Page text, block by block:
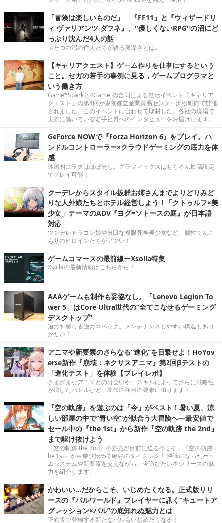
「冒険は楽しいものだ」 ─『FF11』と『ウィザードリ
ィ ヴァリアンツ ダフネ』、"優しくないRPG"の沼にど
っぷり沈んだ4人の話
ふたつの沼の住人たちが語る奥深さとは。
【キャリアクエスト】ゲーム作りを仕事にするという
こと。セガの若手の事例に見る，ゲームプログラマと
いう働き方
Game*Sparkと4Gamerの合同による就活イベント「キャリア
クエスト」の第4回が東京都立産業貿易センター浜松町館で開催
されました。このイベントに合わせて取材した、各社の現場で
実際に働いている若手社員へのインタビューをお届けします。
GeForce NOWで『Forza Horizon 6』をプレイ。ハ
ンドルコントローラー×クラウドゲーミングの底力を体
感
体感的にラグはほぼ無し。グラフィックスはもちろん最高設定
でプレイ可能！
クーデレからスタイル抜群お姉さんまでよりどりみど
りな人外娘たちとホテル経営しよう！「クトゥルフ×美
少女」テーマのADV『ヨグ=ソトースの庭』が日本語
対応
ツンデレドラゴン娘や無口な複眼死神美少女など、属性てんこ
もりのヒロインたちがアツい！
ゲームコマースの最前線ーXsolla特集
Xsollaの最新情報はこちらから！
AAAゲームも制作も妥協なし。「Lenovo Legion To
wer 5」はCore Ultra世代の“全てこなせるゲーミング
デスクトップ”
迫力を感じる強力スペック。メンテナンスしやすい構造もあり
がたい！
アニマや新要素のさらなる“進化”を目撃せよ！HoYov
erse新作『崩壊：ネクサスアニマ』第2回βテストの
「進化テスト」を体験【プレイレポ】
さまざまなアニマとの出会いや、スキルによってさらに戦略性
が増したバトルなど、本作の注目の要素に迫ります！
『空の軌跡』を遊ぶのは「今」がベスト！暑い夏、涼
しい部屋の中で“青い空”が似合う大冒険へ―最安値で
セール中の『the 1st』から新作『空の軌跡 the 2nd』
まで駆け抜けよう
『空の軌跡 the 2nd』の発売が目前に迫る今こそ、『空の軌跡 t
he 1st』から遊び始める絶好のタイミング！ 快適になったゲー
ムシステムや新要素を交えながら、今遊びたい本シリーズの魅
力を紹介します。
かわいい…だからこそ、いじめたくなる。正式版リリ
ースの『パルワールド』プレイヤーに訊く“キュートア
グレッション×パル”の底知れぬ魅力とは
正式版で登場する新たなパルもいじめたくなる！